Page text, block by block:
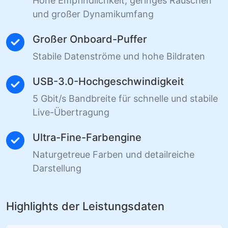
und großer Dynamikumfang
Großer Onboard-Puffer
Stabile Datenströme und hohe Bildraten
USB-3.0-Hochgeschwindigkeit
5 Gbit/s Bandbreite für schnelle und stabile
Live-Übertragung
Ultra-Fine-Farbengine
Naturgetreue Farben und detailreiche
Darstellung
Highlights der Leistungsdaten